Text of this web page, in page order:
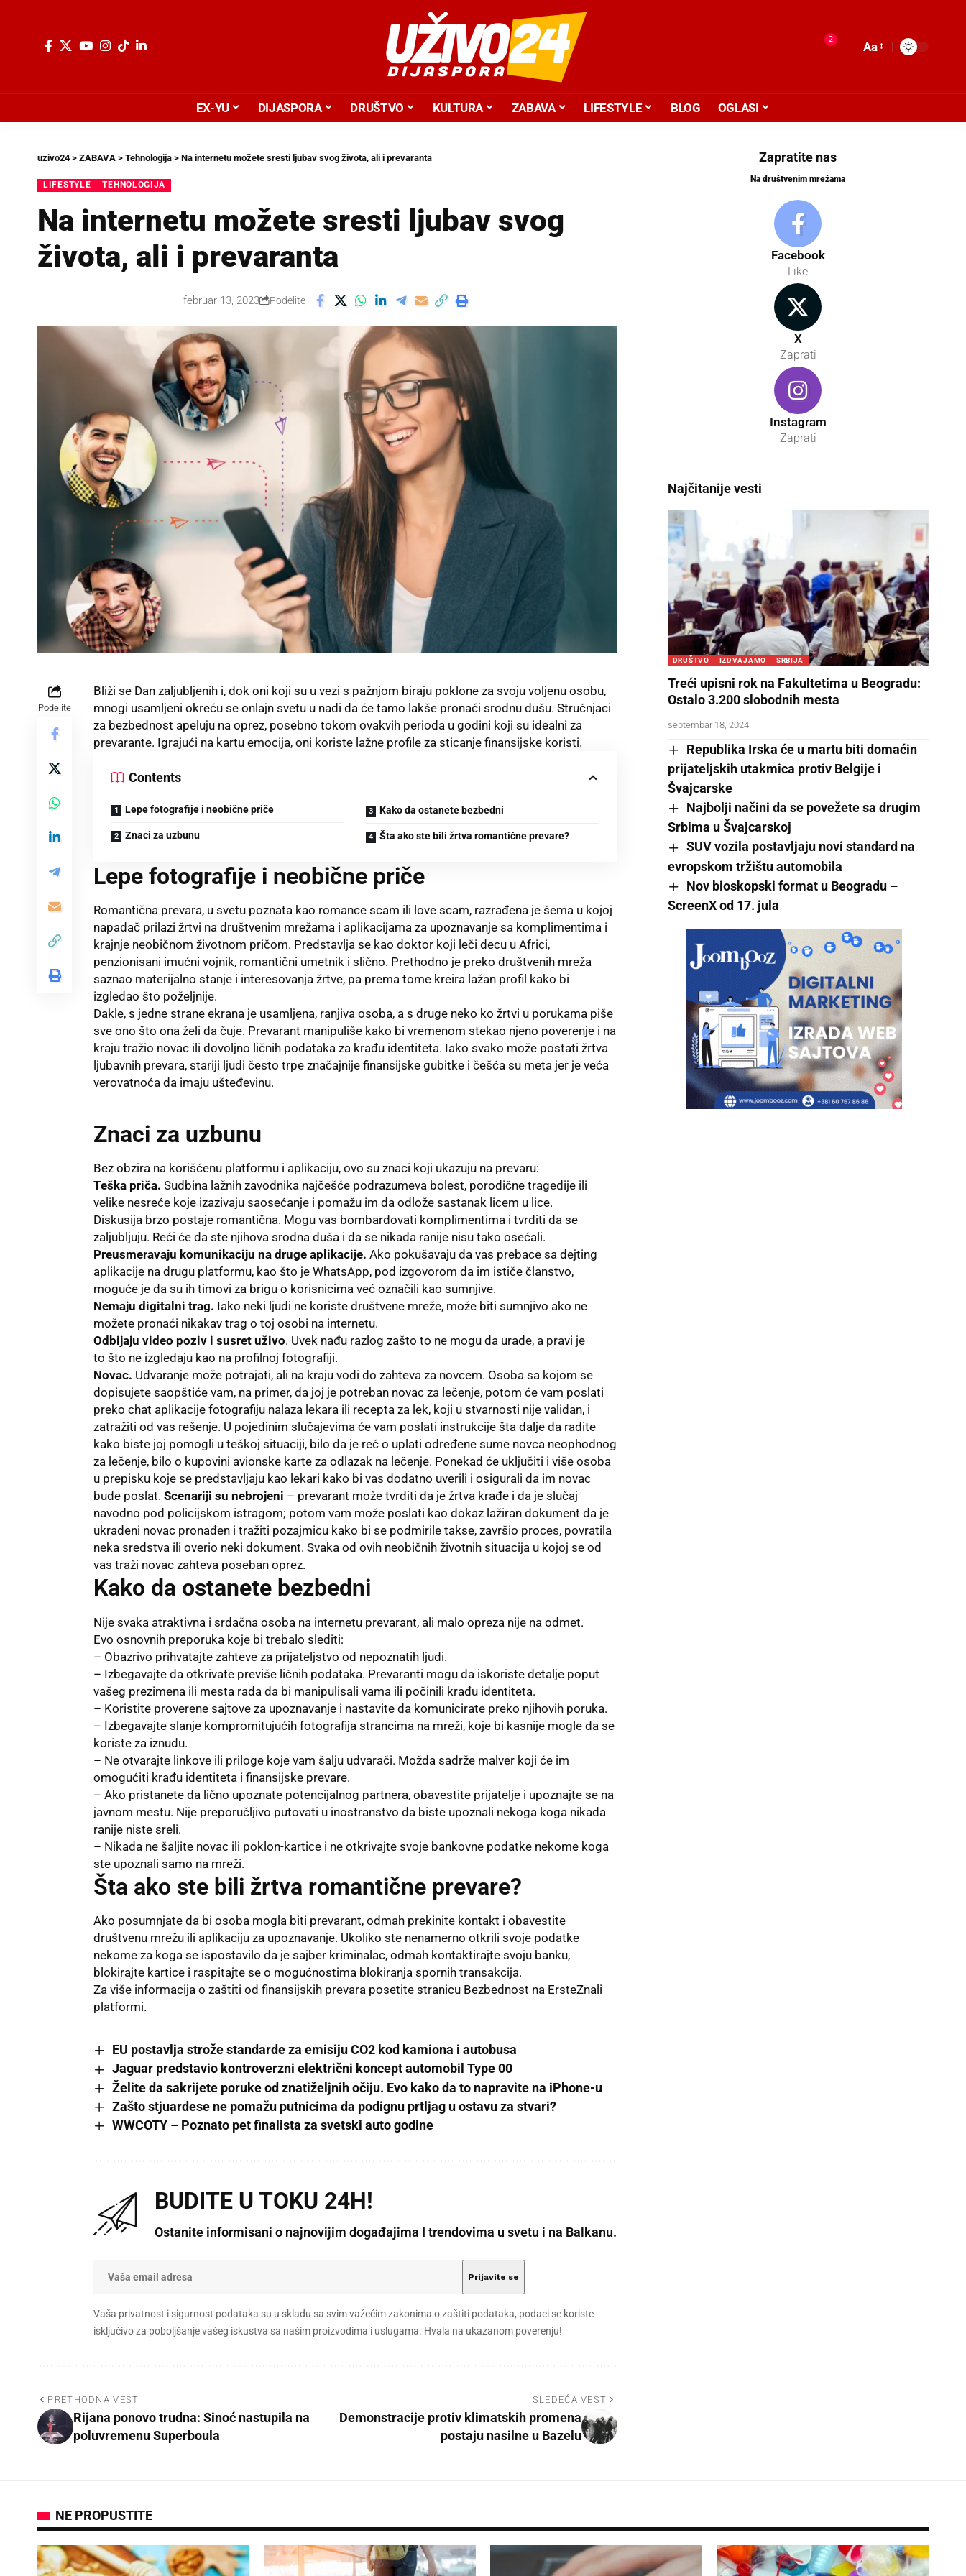
2
Aa
EX-YU DIJASPORA DRUŠTVO KULTURA ZABAVA LIFESTYLE BLOG OGLASI
uzivo24> ZABAVA > Tehnologija > Na internetu možete sresti ljubav svog života, ali i prevaranta
LIFESTYLE TEHNOLOGIJA
Na internetu možete sresti ljubav svog
života, ali i prevaranta
februar 13, 2023 Podelite
Podelite
Bliži se Dan zaljubljenih i, dok oni koji su u vezi s pažnjom biraju poklone za svoju voljenu osobu,
mnogi usamljeni okreću se onlajn svetu u nadi da će tamo lakše pronaći srodnu dušu. Stručnjaci
za bezbednost apeluju na oprez, posebno tokom ovakvih perioda u godini koji su idealni za
prevarante. Igrajući na kartu emocija, oni koriste lažne profile za sticanje finansijske koristi.
Contents
Lepe fotografije i neobične priče
Znaci za uzbunu
Kako da ostanete bezbedni
Šta ako ste bili žrtva romantične prevare?
Lepe fotografije i neobične priče
Romantična prevara, u svetu poznata kao romance scam ili love scam, razrađena je šema u kojoj
napadač prilazi žrtvi na društvenim mrežama i aplikacijama za upoznavanje sa komplimentima i
krajnje neobičnom životnom pričom. Predstavlja se kao doktor koji leči decu u Africi,
penzionisani imućni vojnik, romantični umetnik i slično. Prethodno je preko društvenih mreža
saznao materijalno stanje i interesovanja žrtve, pa prema tome kreira lažan profil kako bi
izgledao što poželjnije.
Dakle, s jedne strane ekrana je usamljena, ranjiva osoba, a s druge neko ko žrtvi u porukama piše
sve ono što ona želi da čuje. Prevarant manipuliše kako bi vremenom stekao njeno poverenje i na
kraju tražio novac ili dovoljno ličnih podataka za krađu identiteta. Iako svako može postati žrtva
ljubavnih prevara, stariji ljudi često trpe značajnije finansijske gubitke i češća su meta jer je veća
verovatnoća da imaju ušteđevinu.
Znaci za uzbunu
Bez obzira na korišćenu platformu i aplikaciju, ovo su znaci koji ukazuju na prevaru:
Teška priča. Sudbina lažnih zavodnika najčešće podrazumeva bolest, porodične tragedije ili
velike nesreće koje izazivaju saosećanje i pomažu im da odlože sastanak licem u lice.
Diskusija brzo postaje romantična. Mogu vas bombardovati komplimentima i tvrditi da se
zaljubljuju. Reći će da ste njihova srodna duša i da se nikada ranije nisu tako osećali.
Preusmeravaju komunikaciju na druge aplikacije. Ako pokušavaju da vas prebace sa dejting
aplikacije na drugu platformu, kao što je WhatsApp, pod izgovorom da im ističe članstvo,
moguće je da su ih timovi za brigu o korisnicima već označili kao sumnjive.
Nemaju digitalni trag. Iako neki ljudi ne koriste društvene mreže, može biti sumnjivo ako ne
možete pronaći nikakav trag o toj osobi na internetu.
Odbijaju video poziv i susret uživo. Uvek nađu razlog zašto to ne mogu da urade, a pravi je
to što ne izgledaju kao na profilnoj fotografiji.
Novac. Udvaranje može potrajati, ali na kraju vodi do zahteva za novcem. Osoba sa kojom se
dopisujete saopštiće vam, na primer, da joj je potreban novac za lečenje, potom će vam poslati
preko chat aplikacije fotografiju nalaza lekara ili recepta za lek, koji u stvarnosti nije validan, i
zatražiti od vas rešenje. U pojedinim slučajevima će vam poslati instrukcije šta dalje da radite
kako biste joj pomogli u teškoj situaciji, bilo da je reč o uplati određene sume novca neophodnog
za lečenje, bilo o kupovini avionske karte za odlazak na lečenje. Ponekad će uključiti i više osoba
u prepisku koje se predstavljaju kao lekari kako bi vas dodatno uverili i osigurali da im novac
bude poslat. Scenariji su nebrojeni – prevarant može tvrditi da je žrtva krađe i da je slučaj
navodno pod policijskom istragom; potom vam može poslati kao dokaz lažiran dokument da je
ukradeni novac pronađen i tražiti pozajmicu kako bi se podmirile takse, završio proces, povratila
neka sredstva ili overio neki dokument. Svaka od ovih neobičnih životnih situacija u kojoj se od
vas traži novac zahteva poseban oprez.
Kako da ostanete bezbedni
Nije svaka atraktivna i srdačna osoba na internetu prevarant, ali malo opreza nije na odmet.
Evo osnovnih preporuka koje bi trebalo slediti:
– Obazrivo prihvatajte zahteve za prijateljstvo od nepoznatih ljudi.
– Izbegavajte da otkrivate previše ličnih podataka. Prevaranti mogu da iskoriste detalje poput
vašeg prezimena ili mesta rada da bi manipulisali vama ili počinili krađu identiteta.
– Koristite proverene sajtove za upoznavanje i nastavite da komunicirate preko njihovih poruka.
– Izbegavajte slanje kompromitujućih fotografija strancima na mreži, koje bi kasnije mogle da se
koriste za iznudu.
– Ne otvarajte linkove ili priloge koje vam šalju udvarači. Možda sadrže malver koji će im
omogućiti krađu identiteta i finansijske prevare.
– Ako pristanete da lično upoznate potencijalnog partnera, obavestite prijatelje i upoznajte se na
javnom mestu. Nije preporučljivo putovati u inostranstvo da biste upoznali nekoga koga nikada
ranije niste sreli.
– Nikada ne šaljite novac ili poklon-kartice i ne otkrivajte svoje bankovne podatke nekome koga
ste upoznali samo na mreži.
Šta ako ste bili žrtva romantične prevare?
Ako posumnjate da bi osoba mogla biti prevarant, odmah prekinite kontakt i obavestite
društvenu mrežu ili aplikaciju za upoznavanje. Ukoliko ste nenamerno otkrili svoje podatke
nekome za koga se ispostavilo da je sajber kriminalac, odmah kontaktirajte svoju banku,
blokirajte kartice i raspitajte se o mogućnostima blokiranja spornih transakcija.
Za više informacija o zaštiti od finansijskih prevara posetite stranicu Bezbednost na ErsteZnali
platformi.
EU postavlja strože standarde za emisiju CO2 kod kamiona i autobusa
Jaguar predstavio kontroverzni električni koncept automobil Type 00
Želite da sakrijete poruke od znatiželjnih očiju. Evo kako da to napravite na iPhone-u
Zašto stjuardese ne pomažu putnicima da podignu prtljag u ostavu za stvari?
WWCOTY – Poznato pet finalista za svetski auto godine
BUDITE U TOKU 24H!
Ostanite informisani o najnovijim događajima I trendovima u svetu i na Balkanu.
Vaša privatnost i sigurnost podataka su u skladu sa svim važećim zakonima o zaštiti podataka, podaci se koriste
isključivo za poboljšanje vašeg iskustva sa našim proizvodima i uslugama. Hvala na ukazanom poverenju!
PRETHODNA VEST
Rijana ponovo trudna: Sinoć nastupila na
poluvremenu Superboula
SLEDEĆA VEST
Demonstracije protiv klimatskih promena
postaju nasilne u Bazelu
Zapratite nas
Na društvenim mrežama
Facebook
Like
X
Zaprati
Instagram
Zaprati
Najčitanije vesti
DRUŠTVO IZDVAJAMO SRBIJA
Treći upisni rok na Fakultetima u Beogradu:
Ostalo 3.200 slobodnih mesta
septembar 18, 2024
Republika Irska će u martu biti domaćin
prijateljskih utakmica protiv Belgije i
Švajcarske
Najbolji načini da se povežete sa drugim
Srbima u Švajcarskoj
SUV vozila postavljaju novi standard na
evropskom tržištu automobila
Nov bioskopski format u Beogradu –
ScreenX od 17. jula
NE PROPUSTITE